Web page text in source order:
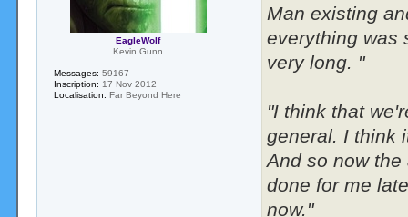
Man existing
everything was
very long. "
"I think that
general. I think
And so now
done for me
now."
EagleWolf
Kevin Gunn
Messages: 59167
Inscription: 17 Nov 2012
Localisation: Far Beyond Here